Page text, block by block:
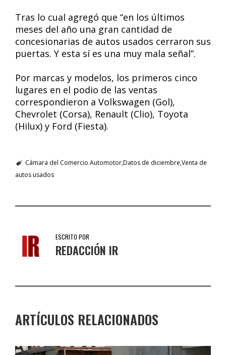
Tras lo cual agregó que “en los últimos
meses del año una gran cantidad de
concesionarias de autos usados cerraron sus
puertas. Y esta sí es una muy mala señal”.
Por marcas y modelos, los primeros cinco
lugares en el podio de las ventas
correspondieron a Volkswagen (Gol),
Chevrolet (Corsa), Renault (Clio), Toyota
(Hilux) y Ford (Fiesta).
Cámara del Comercio AutomotorDatos de diciembre Venta de
autos usados
ESCRITO POR
REDACCIÓN IR
ARTÍCULOS RELACIONADOS